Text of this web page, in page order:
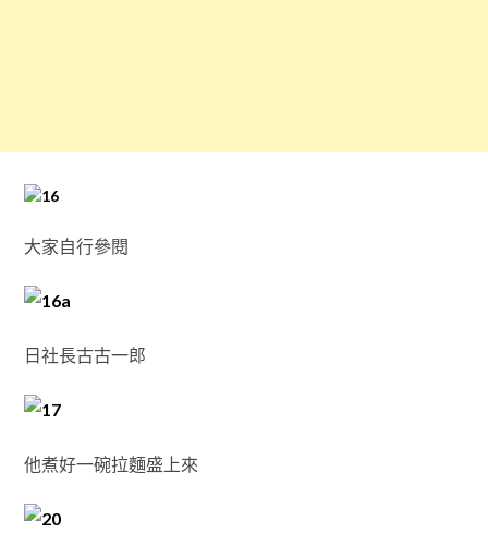
大家自行參閱
日社長古古一郎
他煮好一碗拉麵盛上來